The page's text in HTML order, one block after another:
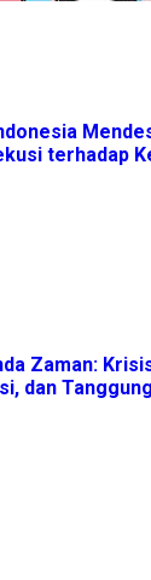
terhadap
Zaman:
dan